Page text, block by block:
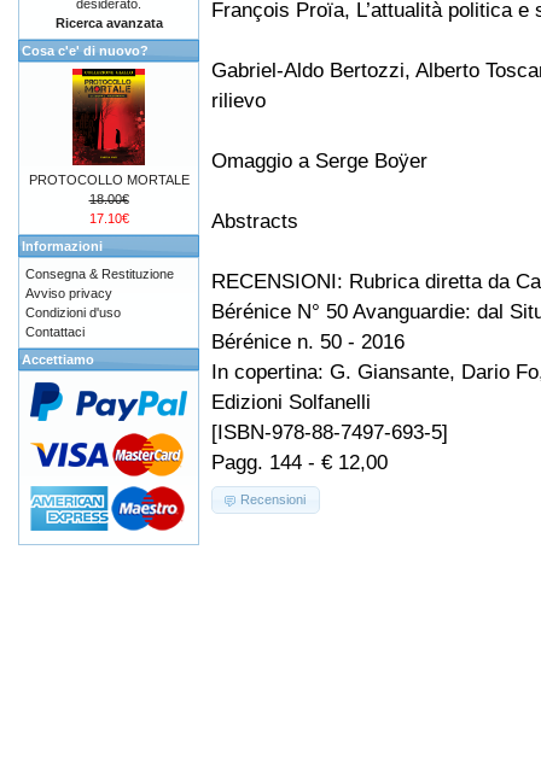
François Proïa, L’attualità politica e
Gabriel-Aldo Bertozzi, Alberto
rilievo
Omaggio a Serge Boÿer
Abstracts
RECENSIONI: Rubrica diretta da
Bérénice N° 50 Avanguardie: dal
Bérénice n. 50 - 2016
In copertina: G. Giansante, Dario
Edizioni Solfanelli
[ISBN-978-88-7497-693-5]
Pagg. 144 - € 12,00
Recensioni
desiderato.
Ricerca avanzata
Cosa c'e' di nuovo?
PROTOCOLLO MORTALE
18.00€
17.10€
Informazioni
Consegna & Restituzione
Avviso privacy
Condizioni d'uso
Contattaci
Accettiamo